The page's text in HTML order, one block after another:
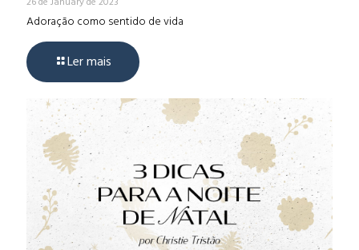
Adoração como sentido de vida
Ler mais